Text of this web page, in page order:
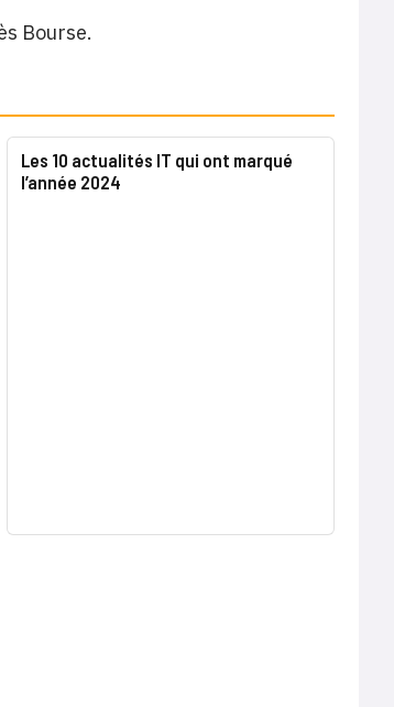
Bourse.
Les 10 actualités IT qui ont marqué
l’année 2024